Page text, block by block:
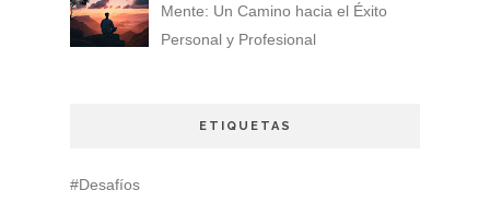
Mente: Un Camino hacia el Éxito
Personal y Profesional
ETIQUETAS
#Desafíos